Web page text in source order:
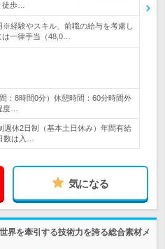
歩…
※経験やスキル、前職の給与を考慮し
一律手当（48,0…
：8時間0分）休憩時間：60分時間外
度…
週休2日制（基本土日休み）年間有給
数は入…
気になる
界を牽引する技術力を誇る総合素材メ